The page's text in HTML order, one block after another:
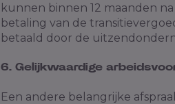
kunnen binnen 12 maanden
betaling van de
betaald door de
6. Gelijkwaardige
Een andere belangrijke